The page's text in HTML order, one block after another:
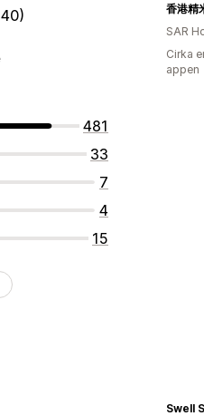
481
33
7
4
15
SAR
Cirka
appen
Swell